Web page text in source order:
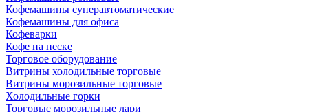
Кофемашины суперавтоматические
Кофемашины для офиса
Кофеварки
Кофе на песке
Торговое оборудование
Витрины холодильные торговые
Витрины морозильные торговые
Холодильные горки
Торговые морозильные лари